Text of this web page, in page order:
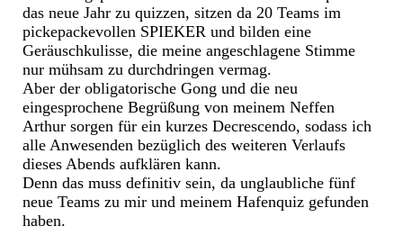
das neue Jahr zu quizzen, sitzen da 20 Teams im
pickepackevollen SPIEKER und bilden eine
Geräuschkulisse, die meine angeschlagene Stimme
nur mühsam zu durchdringen vermag.
Aber der obligatorische Gong und die neu
eingesprochene Begrüßung von meinem Neffen
Arthur sorgen für ein kurzes Decrescendo, sodass ich
alle Anwesenden bezüglich des weiteren Verlaufs
dieses Abends aufklären kann.
Denn das muss definitiv sein, da unglaubliche fünf
neue Teams zu mir und meinem Hafenquiz gefunden
haben.